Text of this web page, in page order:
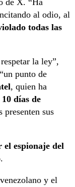
de X. “Ha
al odio, al
todas las
la ley”,
punto de
, quien ha
días de
presenten sus
el espionaje del
y el